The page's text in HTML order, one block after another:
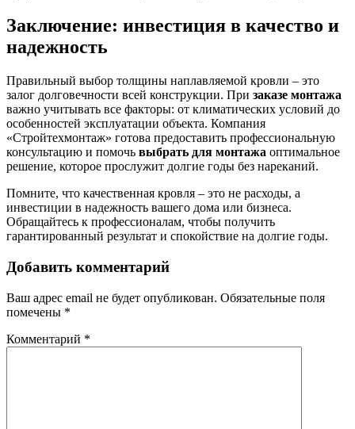
Заключение: инвестиция в качество и
надежность
Правильный выбор толщины наплавляемой кровли – это
залог долговечности всей конструкции. При заказе монтажа
важно учитывать все факторы: от климатических условий до
особенностей эксплуатации объекта. Компания
«Стройтехмонтаж» готова предоставить профессиональную
консультацию и помочь выбрать для монтажа оптимальное
решение, которое прослужит долгие годы без нареканий.
Помните, что качественная кровля – это не расходы, а
инвестиции в надежность вашего дома или бизнеса.
Обращайтесь к профессионалам, чтобы получить
гарантированный результат и спокойствие на долгие годы.
Добавить комментарий
Ваш адрес email не будет опубликован. Обязательные поля
помечены *
Комментарий *